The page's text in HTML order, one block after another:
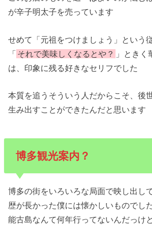
が辛子明太子を売っています
せめて「元祖をつけましょう」という
「 それで美味しくなるとや？
」ときく
は、印象に残る好きなセリフでした
本質を追うそういう人だからこそ、後
生み出すことができたんだと思います
博多観光案内？
博多の街をいろいろな局面で映し出し
歴が長かった僕には懐かしいものでし
能古島なんて何年行ってないんだっけ